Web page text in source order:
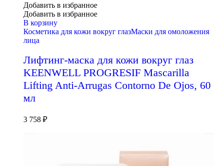
Добавить в избранное
Добавить в избранное
В корзину
Косметика для кожи вокруг глазМаски для омоложения
лица
Лифтинг-маска для кожи вокруг глаз
KEENWELL PROGRESIF Mascarilla
Lifting Anti-Arrugas Contorno De Ojos, 60
мл
3 758 ₽